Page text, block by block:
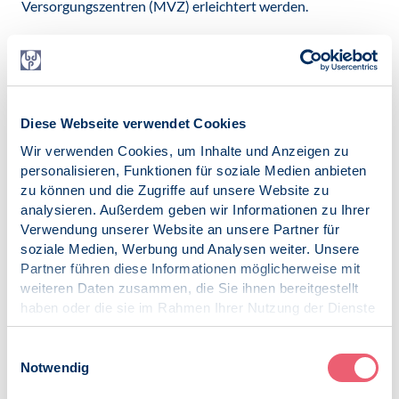
Diese Webseite verwendet Cookies
Wir verwenden Cookies, um Inhalte und Anzeigen zu
personalisieren, Funktionen für soziale Medien anbieten
zu können und die Zugriffe auf unsere Website zu
analysieren. Außerdem geben wir Informationen zu Ihrer
Verwendung unserer Website an unsere Partner für
soziale Medien, Werbung und Analysen weiter. Unsere
Partner führen diese Informationen möglicherweise mit
weiteren Daten zusammen, die Sie ihnen bereitgestellt
haben oder die sie im Rahmen Ihrer Nutzung der Dienste
gesammelt haben.
Notwendig
Versorgungszentren (MVZ) erleichtert werden.
Behinderung sollen durch eine Beschleunigung des
und Folgeerkrankungen vermieden werden, dies gilt
entsprechenden Zentren versorgt werden.
Mehr Studienplätze:Da in den nächsten Jahren viele
Ärzt:innen in den Ruhestand gehen werden (geschätzt ca.
140.000 Personen bis Ende der 2030er) und die jüngere
Generation „an flexiblen und familienfreundlichen
Arbeitszeitmodellen“ interessiert sei, müsse die Anzahl der
Studienplätze für Humanmedizin deutlich erhöht werden.
Stärkung der Gesundheitskompetenz:Es soll mehr
und Pflegekassen geschaffen werden, da gesetzlich